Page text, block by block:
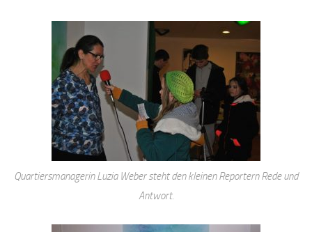
Quartiersmanagerin Luzia Weber steht den kleinen Reportern Rede und
Antwort.